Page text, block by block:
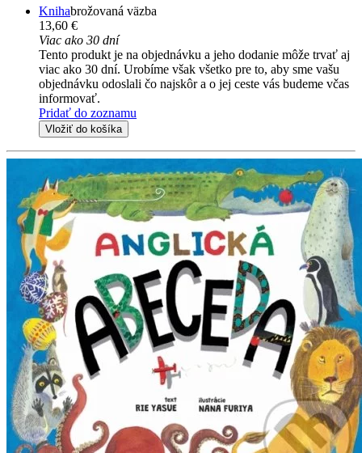
Knihabrožovaná väzba
13,60 €
Viac ako 30 dní
Tento produkt je na objednávku a jeho dodanie môže trvať aj
viac ako 30 dní. Urobíme však všetko pre to, aby sme vašu
objednávku odoslali čo najskôr a o jej ceste vás budeme včas
informovať.
Pridať do zoznamu
Vložiť do košíka